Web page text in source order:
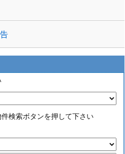
検索ボタンを押して下さい